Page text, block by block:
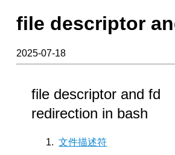
file descriptor
2025-07-18
file descriptor and fd
redirection in bash
文件描述符